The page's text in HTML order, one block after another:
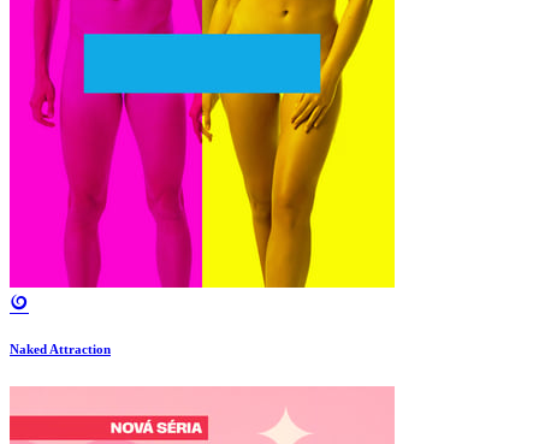
Naked Attraction